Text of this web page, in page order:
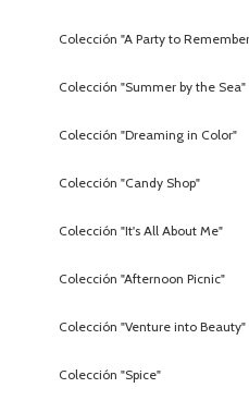
Colección "A Party to
Colección "Summer by the Sea"
Colección "Dreaming in Color"
Colección "Candy Shop"
Colección "It's All About Me"
Colección "Afternoon Picnic"
Colección "Venture into Beauty"
Colección "Spice"